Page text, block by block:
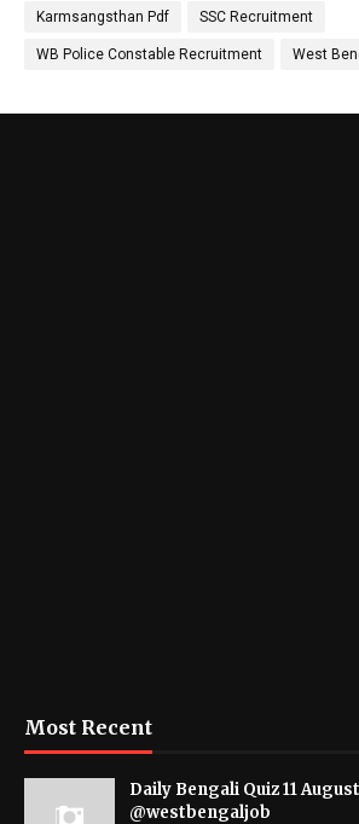
Karmsangsthan Pdf SSC Recruitment
WB Police Constable Recruitment West
Most Recent
Daily Bengali Quiz 11
@westbengaljob